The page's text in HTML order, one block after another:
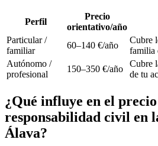
Perfil
Precio
orientativo/año
Particular /
familiar
60–140 €/año
Cubre
familia
Autónomo /
profesional
150–350 €/año
Cubre
de tu
¿Qué influye en el
responsabilidad civil en
Álava?